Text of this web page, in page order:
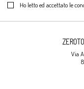
Ho letto ed accettato le
Via